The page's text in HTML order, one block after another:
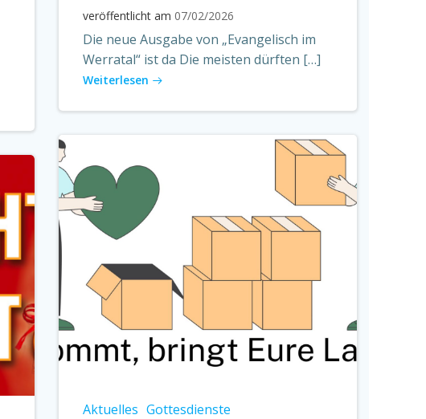
veröffentlicht am 07/02/2026
Die neue Ausgabe von „Evangelisch im
Werratal“ ist da Die meisten dürften […]
Weiterlesen
Aktuelles Gottesdienste